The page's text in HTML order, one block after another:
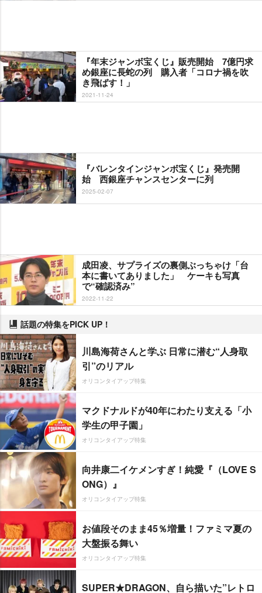
『年末ジャンボ宝くじ』販売開始 7億円求
め銀座に長蛇の列 購入者「コロナ禍を吹
き飛ばす！」
2021-11-24
『バレンタインジャンボ宝くじ』発売開
始 西銀座チャンスセンターに列
2025-02-07
成田凌、サプライズの裏側ぶっちゃけ「台
本に書いてありました」 ケーキも写真
で“確認済み”
2022-11-22
話題の特集をPICK UP！
川島海荷さんと学ぶ 日常に潜む“人身取
引”のリアル
オリコンタイアップ特集
マクドナルドが40年にわたり支える「小
学生の甲子園」
オリコンタイアップ特集
向井康二イケメンすぎ！純愛『（LOVE S
ONG）』
オリコンタイアップ特集
お値段そのまま45％増量！ファミマ夏の
大盤振る舞い
オリコンタイアップ特集
SUPER★DRAGON、自ら描いた”レトロ